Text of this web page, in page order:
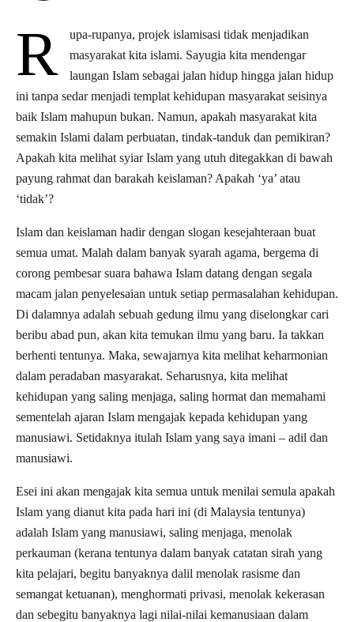
R
upa-rupanya, projek islamisasi tidak menjadikan
masyarakat kita islami. Sayugia kita mendengar
laungan Islam sebagai jalan hidup hingga jalan hidup
ini tanpa sedar menjadi templat kehidupan masyarakat seisinya
baik Islam mahupun bukan. Namun, apakah masyarakat kita
semakin Islami dalam perbuatan, tindak-tanduk dan pemikiran?
Apakah kita melihat syiar Islam yang utuh ditegakkan di bawah
payung rahmat dan barakah keislaman? Apakah ‘ya’ atau
‘tidak’?
Islam dan keislaman hadir dengan slogan kesejahteraan buat
semua umat. Malah dalam banyak syarah agama, bergema di
corong pembesar suara bahawa Islam datang dengan segala
macam jalan penyelesaian untuk setiap permasalahan kehidupan.
Di dalamnya adalah sebuah gedung ilmu yang diselongkar cari
beribu abad pun, akan kita temukan ilmu yang baru. Ia takkan
berhenti tentunya. Maka, sewajarnya kita melihat keharmonian
dalam peradaban masyarakat. Seharusnya, kita melihat
kehidupan yang saling menjaga, saling hormat dan memahami
sementelah ajaran Islam mengajak kepada kehidupan yang
manusiawi. Setidaknya itulah Islam yang saya imani – adil dan
manusiawi.
Esei ini akan mengajak kita semua untuk menilai semula apakah
Islam yang dianut kita pada hari ini (di Malaysia tentunya)
adalah Islam yang manusiawi, saling menjaga, menolak
perkauman (kerana tentunya dalam banyak catatan sirah yang
kita pelajari, begitu banyaknya dalil menolak rasisme dan
semangat ketuanan), menghormati privasi, menolak kekerasan
dan sebegitu banyaknya lagi nilai-nilai kemanusiaan dalam